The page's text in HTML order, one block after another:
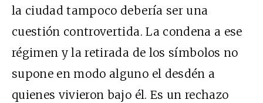
la ciudad tampoco debería ser una
cuestión controvertida. La condena a ese
régimen y la retirada de los símbolos no
supone en modo alguno el desdén a
quienes vivieron bajo él. Es un rechazo